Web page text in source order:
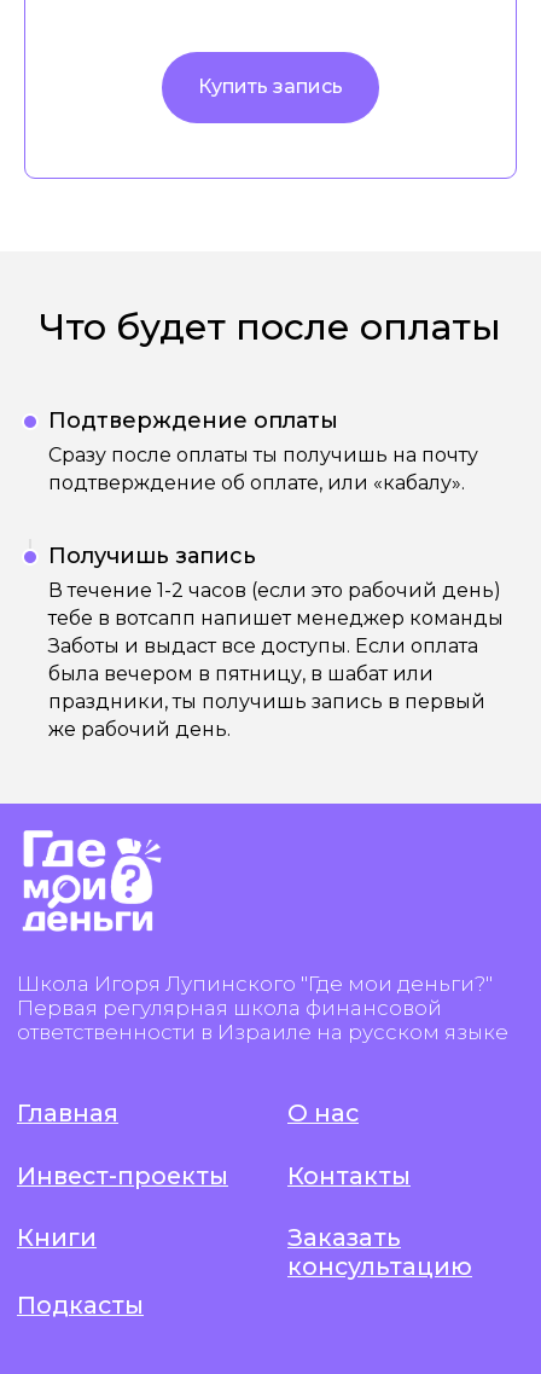
Купить запись
Что будет после оплаты
Подтверждение оплаты
Сразу после оплаты ты получишь на почту
подтверждение об оплате, или «кабалу».
Получишь запись
В течение 1-2 часов (если это рабочий день)
тебе в вотсапп напишет менеджер команды
Заботы и выдаст все доступы. Если оплата
была вечером в пятницу, в шабат или
праздники, ты получишь запись в первый
же рабочий день.